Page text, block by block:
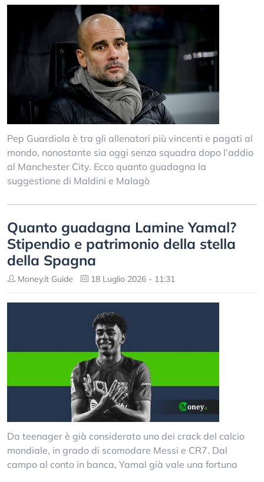
Pep Guardiola è tra gli allenatori più vincenti e pagati al
mondo, nonostante sia oggi senza squadra dopo l’addio
al Manchester City. Ecco quanto guadagna la
suggestione di Maldini e Malagò
Quanto guadagna Lamine Yamal?
Stipendio e patrimonio della stella
della Spagna
Money.it Guide 18 Luglio 2026 - 11:31
Da teenager è già considerato uno dei crack del calcio
mondiale, in grado di scomodare Messi e CR7. Dal
campo al conto in banca, Yamal già vale una fortuna